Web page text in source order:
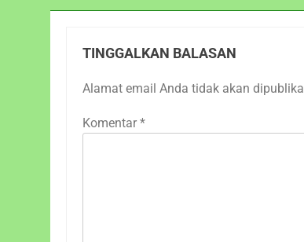
TINGGALKAN BALASAN
Alamat email Anda tidak akan
Komentar *